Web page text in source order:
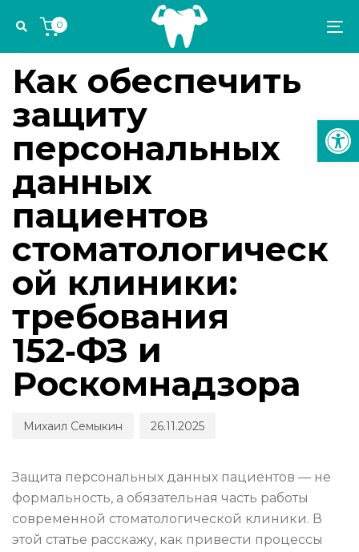
links
navigation
Skip
content
0
IN:
УПРАВЛЕНИЕ СТОМАТОЛОГИЧЕСКОЙ ПРАКТИКОЙ
Как обеспечить
защиту
персональных
данных
пациентов
стоматологическ
ой клиники:
требования
152‑ФЗ и
Роскомнадзора
Михаил Семыкин
on:
26.11.2025
Защита персональных данных пациентов — не
формальность, а обязательная часть работы
современной стоматологической клиники. В
этой статье расскажу, как привести процессы